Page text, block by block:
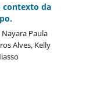
contexto da
Paula
Alves, Kelly